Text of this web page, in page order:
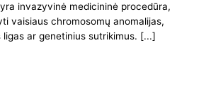
invazyvinė medicininė procedūra,
vaisiaus chromosomų anomalijas,
ligas ar genetinius sutrikimus. [...]